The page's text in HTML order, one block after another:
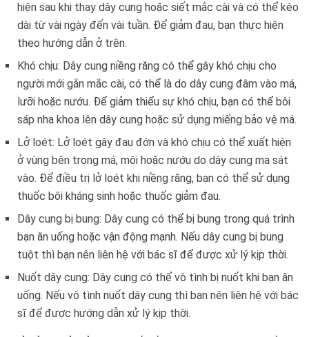
hiện sau khi thay dây cung hoặc siết mắc cài và có thể kéo
dài từ vài ngày đến vài tuần. Để giảm đau, bạn thực hiện
theo hướng dẫn ở trên.
Khó chịu: Dây cung niềng răng có thể gây khó chịu cho
người mới gắn mắc cài, có thể là do dây cung đâm vào má,
lưỡi hoặc nướu. Để giảm thiểu sự khó chịu, bạn có thể bôi
sáp nha khoa lên dây cung hoặc sử dụng miếng bảo vệ má.
Lở loét: Lở loét gây đau đớn và khó chịu có thể xuất hiện
ở vùng bên trong má, môi hoặc nướu do dây cung ma sát
vào. Để điều trị lở loét khi niềng răng, bạn có thể sử dụng
thuốc bôi kháng sinh hoặc thuốc giảm đau.
Dây cung bị bung: Dây cung có thể bị bung trong quá trình
bạn ăn uống hoặc vận động mạnh. Nếu dây cung bị bung
tuột thì bạn nên liên hệ với bác sĩ để được xử lý kịp thời.
Nuốt dây cung: Dây cung có thể vô tình bị nuốt khi bạn ăn
uống. Nếu vô tình nuốt dây cung thì bạn nên liên hệ với bác
sĩ để được hướng dẫn xử lý kịp thời.